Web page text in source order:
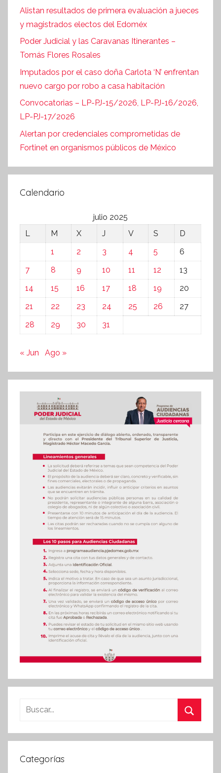
Alistan resultados de primera evaluación a jueces
y magistrados electos del Edoméx
Poder Judicial y las Caravanas Itinerantes –
Tomás Flores Rosales
Imputados por el caso doña Carlota ‘N’ enfrentan
nuevo cargo por robo a casa habitación
Convocatorias – LP-PJ-15/2026, LP-PJ-16/2026,
LP-PJ-17/2026
Alertan por credenciales comprometidas de
Fortinet en organismos públicos de México
Calendario
julio 2025
L
M X J V S
D
1
2 3 4 5
6
7
8 9 10 11 12
13
14
15 16 17 18 19
20
21
22 23 24 25 26
27
28
29 30 31
« Jun Ago »
Buscar:
Categorías